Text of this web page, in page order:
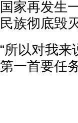
国家再发生
民族彻底毁
“所以对我
第一首要任